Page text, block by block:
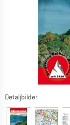
Detaljbilder